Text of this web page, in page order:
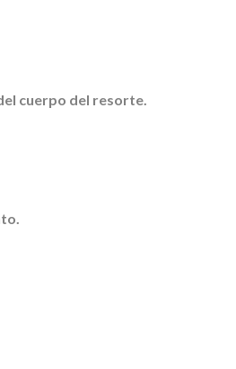
cuerpo del resorte.